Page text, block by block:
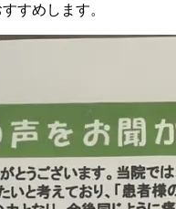
すめします。